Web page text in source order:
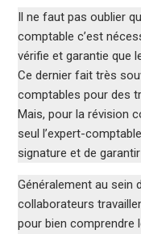
Il ne faut pas oublier
comptable c’est
vérifie et garantie que
Ce dernier fait très
comptables pour des
Mais, pour la révision
seul l’expert-
signature et de
Généralement au sein
collaborateurs
pour bien comprendre